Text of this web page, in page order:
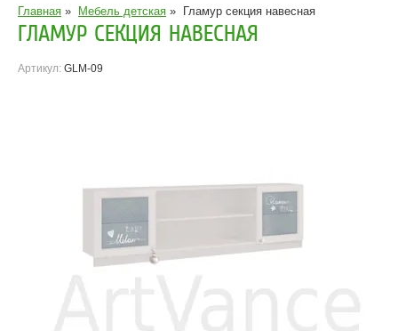
Главная » Мебель детская » Гламур секция навесная
ГЛАМУР СЕКЦИЯ НАВЕСНАЯ
Артикул: GLM-09